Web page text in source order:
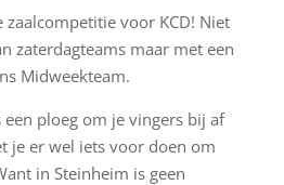
zaalcompetitie voor KCD! Niet
zaterdagteams maar met een
Midweekteam.
ploeg om je vingers bij af
je er wel iets voor doen om
in Steinheim is geen